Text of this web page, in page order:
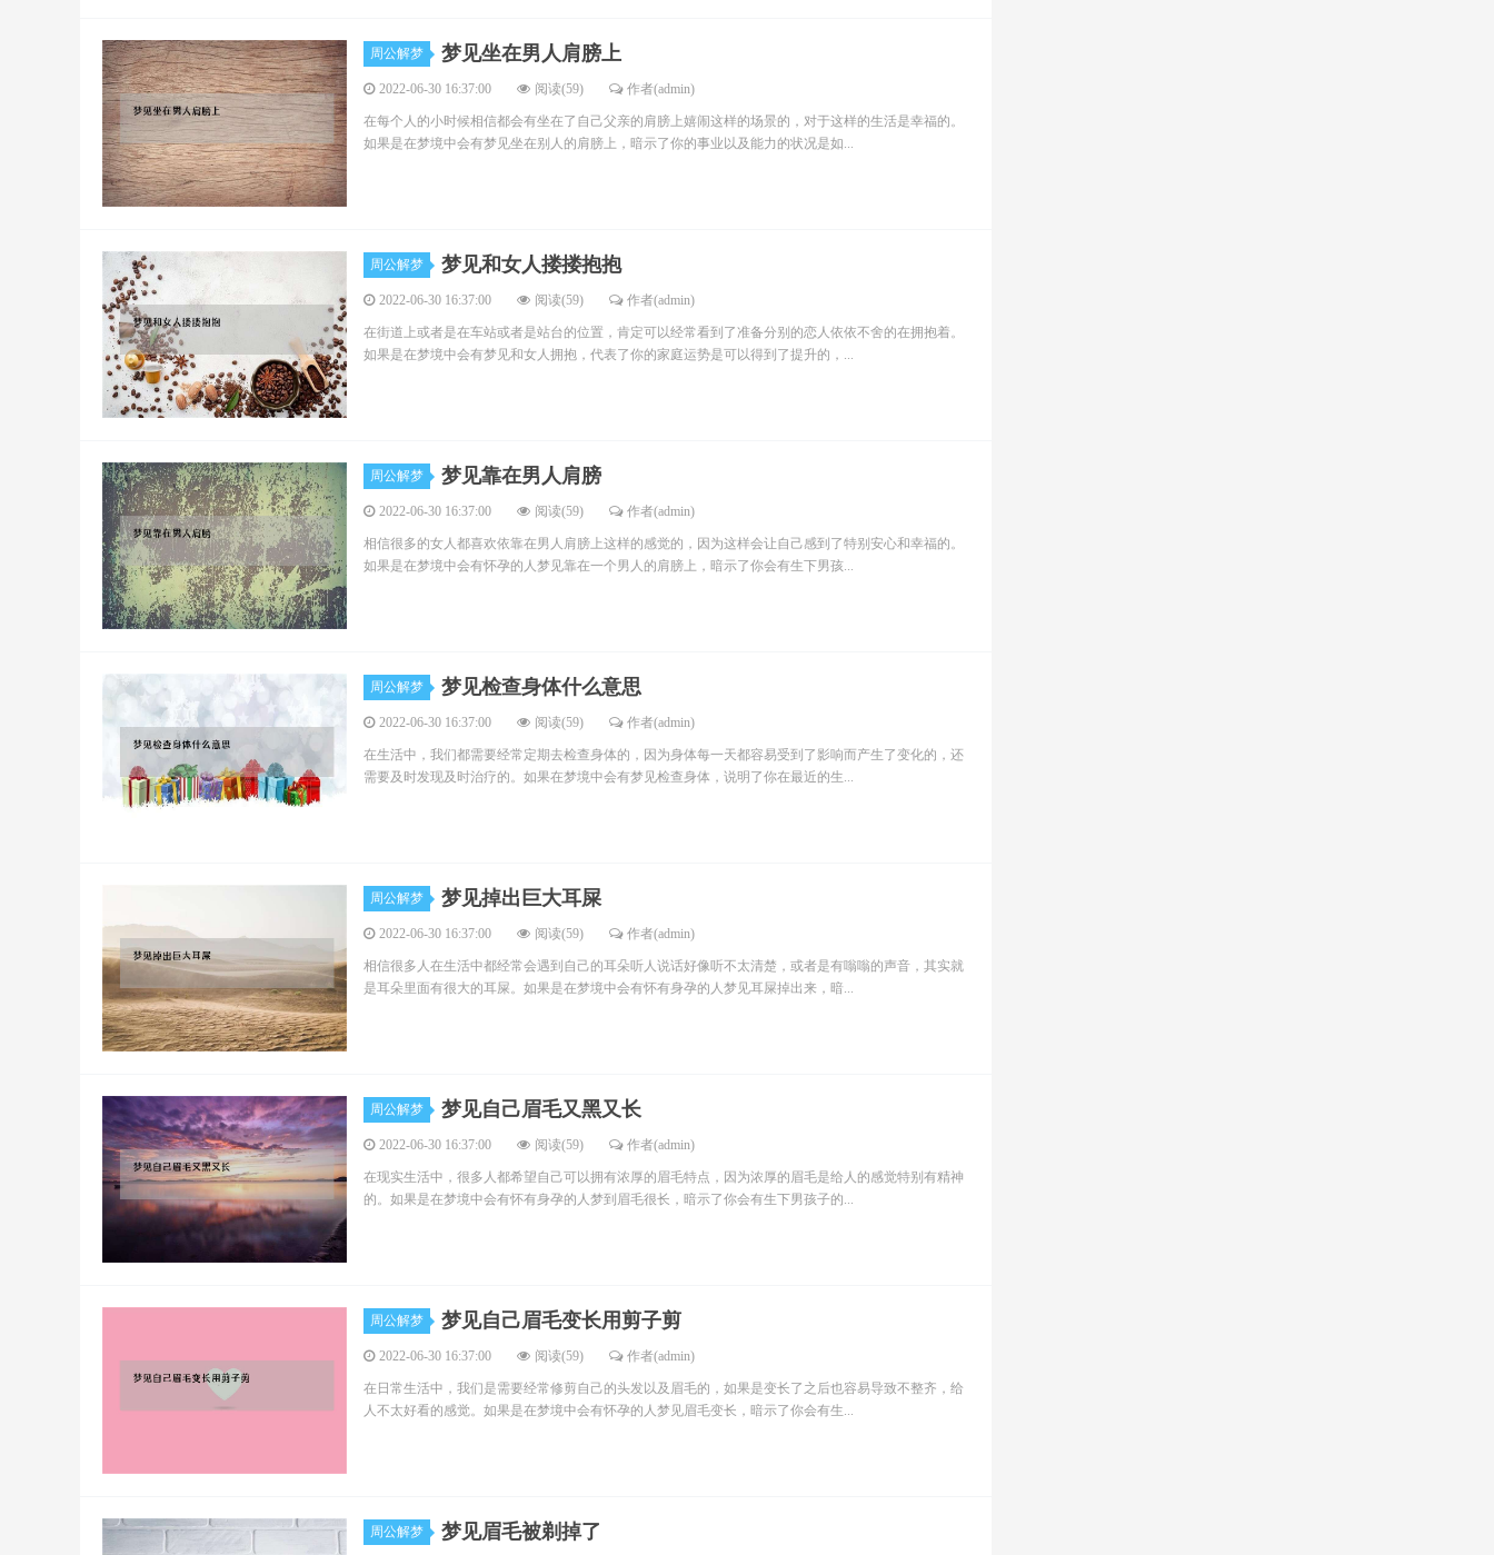
周公解梦 梦见坐在男人肩膀上
2022-06-30 16:37:00 阅读(59) 作者(admin)
在每个人的小时候相信都会有坐在了自己父亲的肩膀上嬉闹这样的场景的，对于这样的生活是幸福的。
如果是在梦境中会有梦见坐在别人的肩膀上，暗示了你的事业以及能力的状况是如...
周公解梦 梦见和女人搂搂抱抱
2022-06-30 16:37:00 阅读(59) 作者(admin)
在街道上或者是在车站或者是站台的位置，肯定可以经常看到了准备分别的恋人依依不舍的在拥抱着。
如果是在梦境中会有梦见和女人拥抱，代表了你的家庭运势是可以得到了提升的，...
周公解梦 梦见靠在男人肩膀
2022-06-30 16:37:00 阅读(59) 作者(admin)
相信很多的女人都喜欢依靠在男人肩膀上这样的感觉的，因为这样会让自己感到了特别安心和幸福的。
如果是在梦境中会有怀孕的人梦见靠在一个男人的肩膀上，暗示了你会有生下男孩...
周公解梦 梦见检查身体什么意思
2022-06-30 16:37:00 阅读(59) 作者(admin)
在生活中，我们都需要经常定期去检查身体的，因为身体每一天都容易受到了影响而产生了变化的，还
需要及时发现及时治疗的。如果在梦境中会有梦见检查身体，说明了你在最近的生...
周公解梦 梦见掉出巨大耳屎
2022-06-30 16:37:00 阅读(59) 作者(admin)
相信很多人在生活中都经常会遇到自己的耳朵听人说话好像听不太清楚，或者是有嗡嗡的声音，其实就
是耳朵里面有很大的耳屎。如果是在梦境中会有怀有身孕的人梦见耳屎掉出来，暗...
周公解梦 梦见自己眉毛又黑又长
2022-06-30 16:37:00 阅读(59) 作者(admin)
在现实生活中，很多人都希望自己可以拥有浓厚的眉毛特点，因为浓厚的眉毛是给人的感觉特别有精神
的。如果是在梦境中会有怀有身孕的人梦到眉毛很长，暗示了你会有生下男孩子的...
周公解梦 梦见自己眉毛变长用剪子剪
2022-06-30 16:37:00 阅读(59) 作者(admin)
在日常生活中，我们是需要经常修剪自己的头发以及眉毛的，如果是变长了之后也容易导致不整齐，给
人不太好看的感觉。如果是在梦境中会有怀孕的人梦见眉毛变长，暗示了你会有生...
周公解梦 梦见眉毛被剃掉了